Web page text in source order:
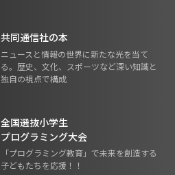
共同通信社の本
ニュースと情報の世界に新たな光を当て
る。歴史、文化、スポーツなど深い知識と
独自の視点で構成
全国選抜小学生
プログラミング大会
「プログラミング教育」で未来を創造する
子どもたちを応援！！